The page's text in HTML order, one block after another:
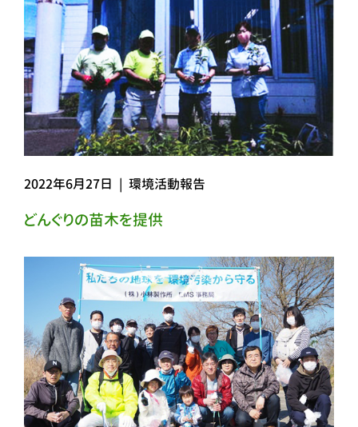
2022年6月27日 | 環境活動報告
どんぐりの苗木を提供